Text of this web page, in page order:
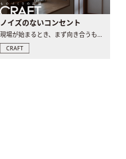
ノイズのないコンセント
現場が始まるとき、まず向き合うものの一つがコンセントです..
CRAFT